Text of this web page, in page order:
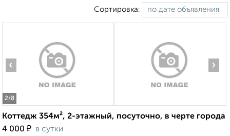
Сортировка:
2/8
‹ ›
Коттедж 354м², 2-этажный, посуточно, в черте города
4 000 ₽ в сутки